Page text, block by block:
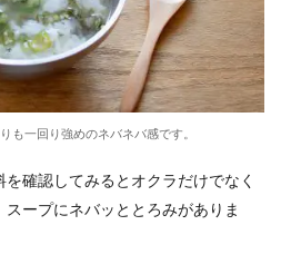
も一回り強めのネバネバ感です。
確認してみるとオクラだけでなく
ープにネバッととろみがありま